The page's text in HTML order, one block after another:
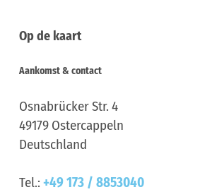
Op de kaart
Aankomst & contact
Osnabrücker Str. 4
49179 Ostercappeln
Deutschland
Tel.: +49 173 / 8853040